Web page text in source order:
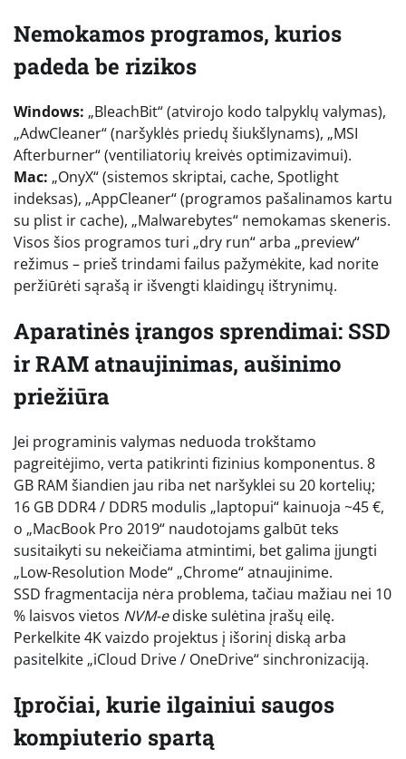
Nemokamos programos, kurios
padeda be rizikos
Windows: „BleachBit“ (atvirojo kodo talpyklų valymas),
„AdwCleaner“ (naršyklės priedų šiukšlynams), „MSI
Afterburner“ (ventiliatorių kreivės optimizavimui).
Mac: „OnyX“ (sistemos skriptai, cache, Spotlight
indeksas), „AppCleaner“ (programos pašalinamos kartu
su plist ir cache), „Malwarebytes“ nemokamas skeneris.
Visos šios programos turi „dry run“ arba „preview“
režimus – prieš trindami failus pažymėkite, kad norite
peržiūrėti sąrašą ir išvengti klaidingų ištrynimų.
Aparatinės įrangos sprendimai: SSD
ir RAM atnaujinimas, aušinimo
priežiūra
Jei programinis valymas neduoda trokštamo
pagreitėjimo, verta patikrinti fizinius komponentus. 8
GB RAM šiandien jau riba net naršyklei su 20 kortelių;
16 GB DDR4 / DDR5 modulis „laptopui“ kainuoja ~45 €,
o „MacBook Pro 2019“ naudotojams galbūt teks
susitaikyti su nekeičiama atmintimi, bet galima įjungti
„Low-Resolution Mode“ „Chrome“ atnaujinime.
SSD fragmentacija nėra problema, tačiau mažiau nei 10
% laisvos vietos NVM-ediske sulėtina įrašų eilę.
Perkelkite 4K vaizdo projektus į išorinį diską arba
pasitelkite „iCloud Drive / OneDrive“ sinchronizaciją.
Įpročiai, kurie ilgainiui saugos
kompiuterio spartą